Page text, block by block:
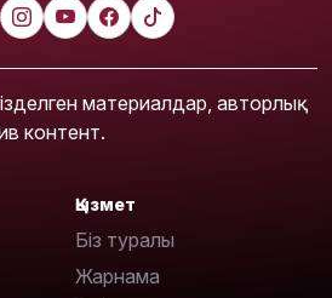
материалдар, авторлық
контент.
Қызмет
Біз туралы
Жарнама